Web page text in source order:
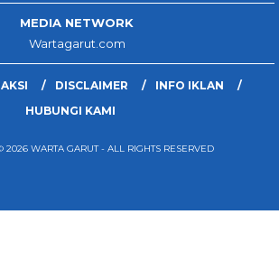
MEDIA NETWORK
Wartagarut.com
DISCLAIMER
INFO IKLAN
HUBUNGI KAMI
2026 WARTA GARUT - ALL RIGHTS RESERVED